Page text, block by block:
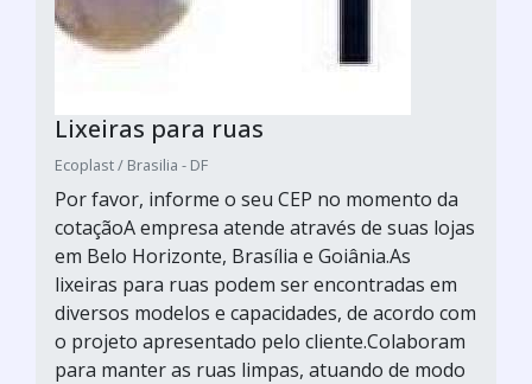
Lixeiras para ruas
Ecoplast / Brasilia - DF
Por favor, informe o seu CEP no momento da
cotaçãoA empresa atende através de suas lojas
em Belo Horizonte, Brasília e Goiânia.As
lixeiras para ruas podem ser encontradas em
diversos modelos e capacidades, de acordo com
o projeto apresentado pelo cliente.Colaboram
para manter as ruas limpas, atuando de modo